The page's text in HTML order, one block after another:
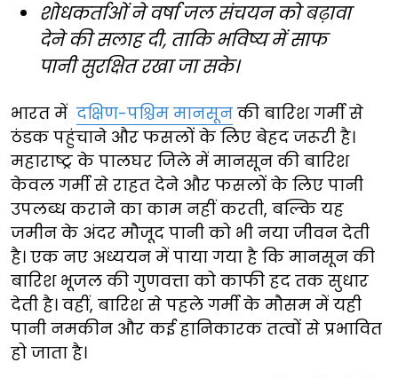
शोधकर्ताओं ने वर्षा जल संचयन को बढ़ावा
देने की सलाह दी, ताकि भविष्य में साफ
पानी सुरक्षित रखा जा सके।
भारत में दक्षिण-पश्चिम मानसून की बारिश गर्मी से
ठंडक पहुंचाने और फसलों के लिए बेहद जरूरी है।
महाराष्ट्र के पालघर जिले में मानसून की बारिश
केवल गर्मी से राहत देने और फसलों के लिए पानी
उपलब्ध कराने का काम नहीं करती, बल्कि यह
जमीन के अंदर मौजूद पानी को भी नया जीवन देती
है। एक नए अध्ययन में पाया गया है कि मानसून की
बारिश भूजल की गुणवत्ता को काफी हद तक सुधार
देती है। वहीं, बारिश से पहले गर्मी के मौसम में यही
पानी नमकीन और कई हानिकारक तत्वों से प्रभावित
हो जाता है।